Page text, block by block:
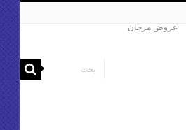
عروض مرجان